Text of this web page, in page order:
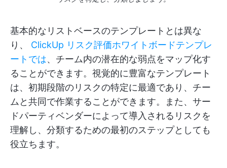
基本的なリストベースのテンプレートとは異な
り、
ClickUp リスク評価ホワイトボードテンプレ
ートでは、チーム内の潜在的な弱点をマップ化す
ることができます。視覚的に豊富なテンプレート
は、初期段階のリスクの特定に最適であり、チー
ムと共同で作業することができます。また、サー
ドパーティベンダーによって導入されるリスクを
理解し、分類するための最初のステップとしても
役立ちます。